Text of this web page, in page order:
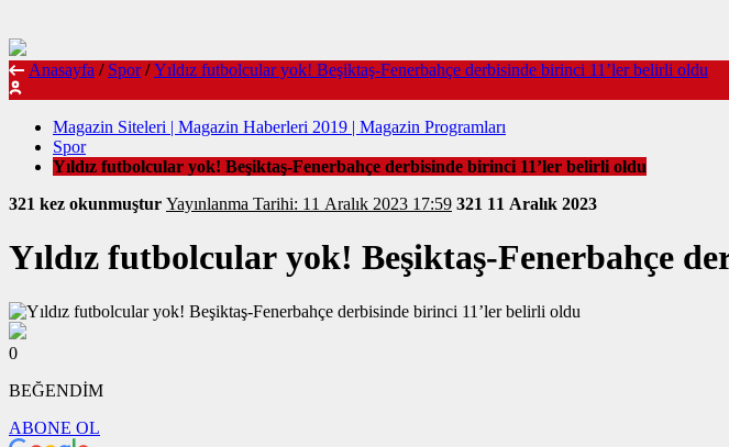
Anasayfa / Spor / Yıldız futbolcular yok! Beşiktaş-Fenerbahçe derbisinde birinci 11’ler belirli oldu
Magazin Siteleri | Magazin Haberleri 2019 | Magazin Programları
Spor
Yıldız futbolcular yok! Beşiktaş-Fenerbahçe derbisinde birinci 11’ler belirli oldu
321 kez okunmuştur
Yayınlanma Tarihi: 11 Aralık 2023 17:59 321 11 Aralık 2023
Yıldız futbolcular yok! Beşiktaş-Fenerbahçe
0
BEĞENDİM
ABONE OL